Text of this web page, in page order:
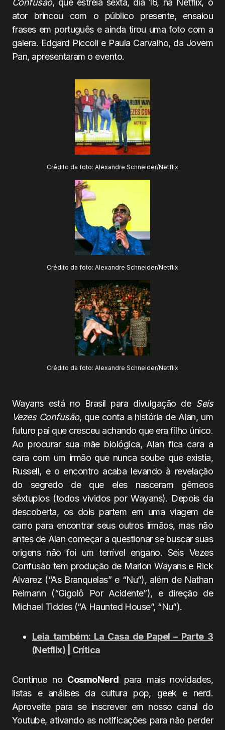
Confusão, que estreia sexta, dia 16, na Netflix, o
ator brincou com o público presente, ensaiou
frases em português e ainda tirou uma foto com a
galera. Edgard Piccoli e Paula Carvalho, da Jovem
Pan, apresentaram o evento.
Crédito da foto: Alexandre Schneider/Netflix
Crédito da foto: Alexandre Schneider/Netflix
Crédito da foto: Alexandre Schneider/Netflix
Wayans está no Brasil para divulgação de Seis
Vezes Confusão, que conta a história de Alan, um
futuro pai que cresceu achando que era filho único.
Ao procurar sua mãe biológica, Alan fica cara a
cara com um irmão que nunca soube que existia,
Russell, e o encontro acaba levando à revelação
do segredo de que eles nasceram gêmeos
sêxtuplos (todos vividos por Wayans). Depois da
descoberta, os dois partem em uma viagem de
carro para encontrar seus outros irmãos, mas não
antes de Alan começar a questionar se buscar suas
origens não foi um terrível engano. Seis Vezes
Confusão tem produção de Marlon Wayans e Rick
Alvarez (“As Branquelas” e “Nu”), além de Nathan
Reimann (“Gigolô Por Acidente”), e direção de
Michael Tiddes (“A Haunted House”, “Nu”).
Leia também: La Casa de Papel – Parte 3
(Netflix) | Crítica
Continue no CosmoNerd para mais novidades,
listas e análises da cultura pop, geek e nerd.
Aproveite para se inscrever em nosso canal do
Youtube, ativando as notificações para não perder